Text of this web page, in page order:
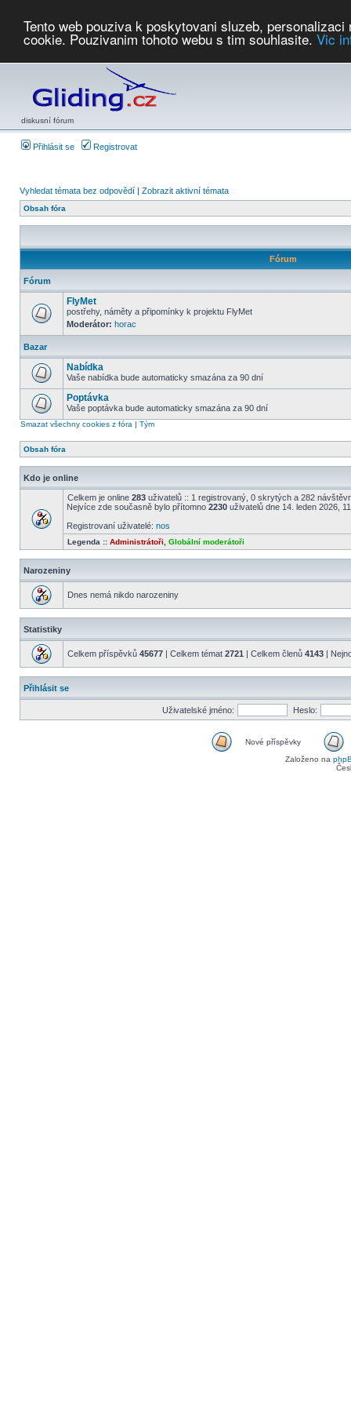
Tento web pouziva k poskytovani sluzeb,
cookie. Pouzivanim tohoto webu s tim souhlasite. Vic
diskusní fórum
Přihlásit se Registrovat
Vyhledat témata bez odpovědí | Zobrazit aktivní témata
Obsah fóra
Fórum
Fórum
FlyMet
postřehy, náměty a připomínky k projektu FlyMet
Moderátor: horac
Bazar
Nabídka
Vaše nabídka bude automaticky smazána za 90 dní
Poptávka
Vaše poptávka bude automaticky smazána za 90 dní
Smazat všechny cookies z fóra | Tým
Obsah fóra
Kdo je online
Celkem je online 283 uživatelů :: 1 registrovaný, 0 skrytých a 282
Nejvíce zde současně bylo přítomno 2230 uživatelů dne 14. leden 2026,
Registrovaní uživatelé: nos
Legenda :: Administrátoři Globální moderátoři
Narozeniny
Dnes nemá nikdo narozeniny
Statistiky
Celkem příspěvků 45677 | Celkem témat 2721 | Celkem členů 4143 |
Přihlásit se
Uživatelské jméno: Heslo:
Nové příspěvky
Založeno na